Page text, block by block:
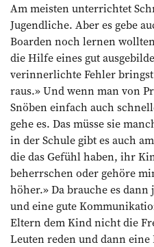
Am meisten unterrichtet
Jugendliche. Aber es gebe
Boarden noch lernen
die Hilfe eines gut
verinnerlichte Fehler
raus.» Und wenn man von
Snöben einfach auch
gehe es. Das müsse sie
in der Schule gibt es auch
die das Gefühl haben, ihr
beherrschen oder gehöre
höher.» Da brauche es
und eine gute
Eltern dem Kind nicht die
Leuten reden und dann